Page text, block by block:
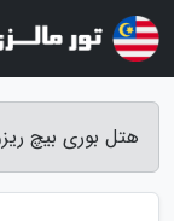
هتل بوری بیچ